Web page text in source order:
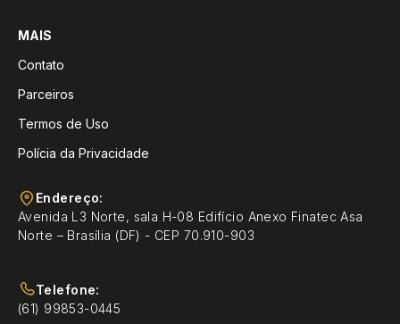
MAIS
Contato
Parceiros
Termos de Uso
Polícia da Privacidade
Endereço:
Avenida L3 Norte, sala H-08 Edifício Anexo Finatec Asa
Norte – Brasília (DF) - CEP 70.910-903
Telefone:
(61) 99853-0445